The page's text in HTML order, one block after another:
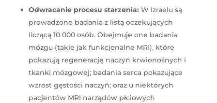
Odwracanie procesu starzenia: W Izraelu są
prowadzone badania z listą oczekujących
liczącą 10 000 osób. Obejmuje one badania
mózgu (takie jak funkcjonalne MRI), które
pokazują regenerację naczyń krwionośnych i
tkanki mózgowej; badania serca pokazujące
wzrost gęstości naczyń; oraz u niektórych
pacjentów MRI narządów płciowych